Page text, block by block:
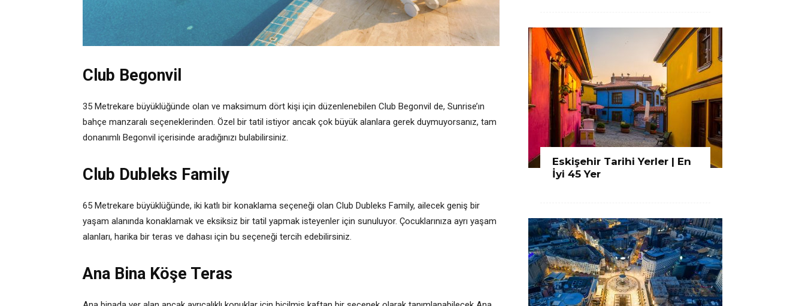
Club Begonvil
35 Metrekare büyüklüğünde olan ve maksimum dört kişi için düzenlenebilen Club Begonvil de, Sunrise’ın
bahçe manzaralı seçeneklerinden. Özel bir tatil istiyor ancak çok büyük alanlara gerek duymuyorsanız, tam
donanımlı Begonvil içerisinde aradığınızı bulabilirsiniz.
Club Dubleks Family
65 Metrekare büyüklüğünde, iki katlı bir konaklama seçeneği olan Club Dubleks Family, ailecek geniş bir
yaşam alanında konaklamak ve eksiksiz bir tatil yapmak isteyenler için sunuluyor. Çocuklarınıza ayrı yaşam
alanları, harika bir teras ve dahası için bu seçeneği tercih edebilirsiniz.
Ana Bina Köşe Teras
Eskişehir Tarihi Yerler | En
İyi 45 Yer